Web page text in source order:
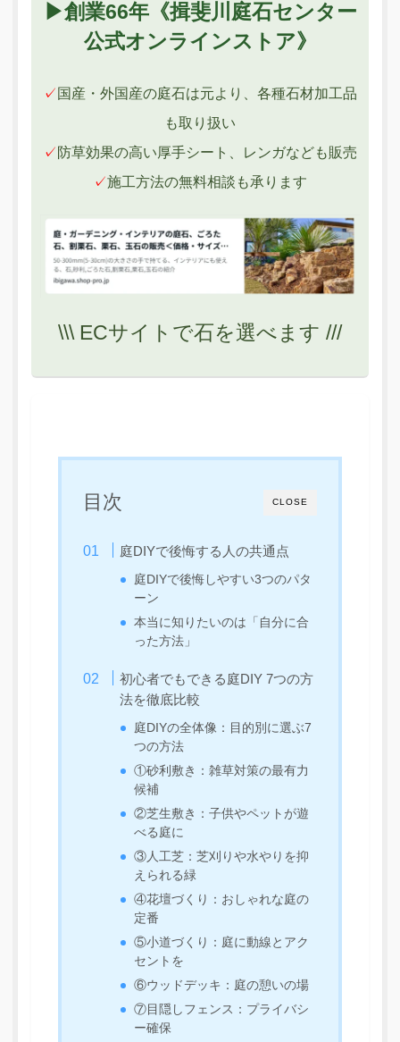
▶︎創業66年《揖斐川庭石センター
公式オンラインストア》
✓ 国産・外国産の庭石は元より、各種石材加工品
も取り扱い
✓ 防草効果の高い厚手シート、レンガなども販売
✓施工方法の無料相談も承ります
\\\ ECサイトで石を選べます ///
CLOSE
目次
庭DIYで後悔する人の共通点
庭DIYで後悔しやすい3つのパタ
ーン
本当に知りたいのは「自分に合
った方法」
初心者でもできる庭DIY 7つの方
法を徹底比較
庭DIYの全体像：目的別に選ぶ7
つの方法
①砂利敷き：雑草対策の最有力
候補
②芝生敷き：子供やペットが遊
べる庭に
③人工芝：芝刈りや水やりを抑
えられる緑
④花壇づくり：おしゃれな庭の
定番
⑤小道づくり：庭に動線とアク
セントを
⑥ウッドデッキ：庭の憩いの場
⑦目隠しフェンス：プライバシ
ー確保